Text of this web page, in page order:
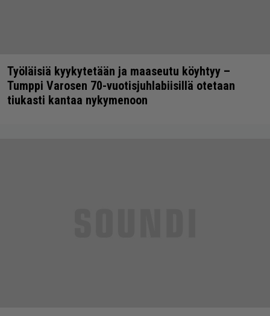
Työläisiä kyykytetään ja maaseutu köyhtyy –
Tumppi Varosen 70-vuotisjuhlabiisillä otetaan
tiukasti kantaa nykymenoon